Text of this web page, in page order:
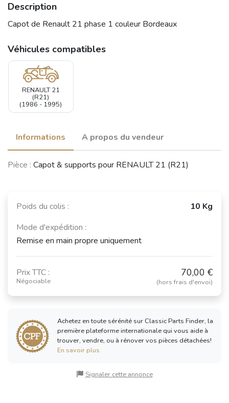
Description
Capot de Renault 21 phase 1 couleur Bordeaux
Véhicules compatibles
RENAULT 21
(R21)
(1986 - 1995)
Informations A propos du vendeur
Pièce : Capot & supports pour RENAULT 21 (R21)
Poids du colis :
10 Kg
Mode d'expédition :
Remise en main propre uniquement
Prix TTC :
Négociable
70,00 €
(hors frais d'envoi)
Achetez en toute sérénité sur Classic Parts Finder, la
première plateforme internationale qui vous aide à
trouver, vendre, ou à rénover vos pièces détachées!
En savoir plus
Signaler cette annonce